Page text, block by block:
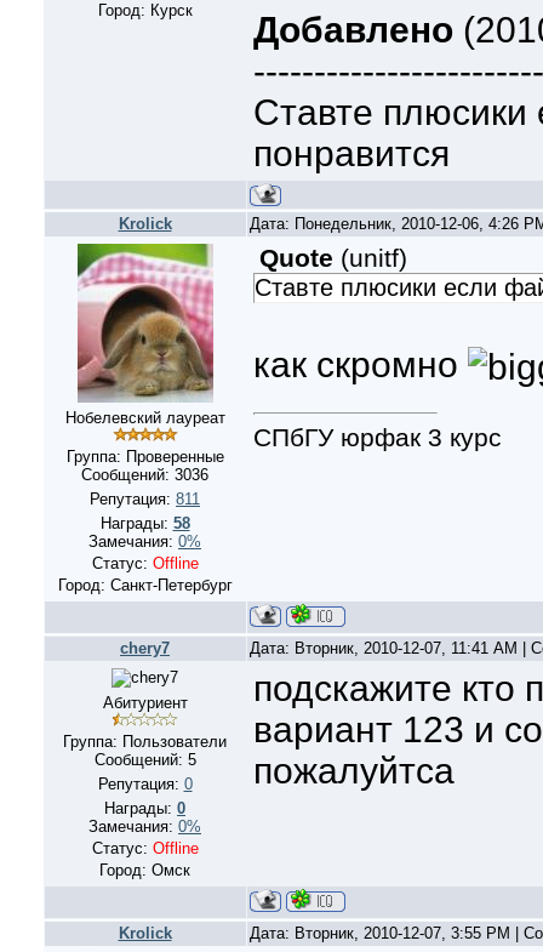
Город: Курск
Добавлено
Ставте
понравится
Krolick Дата: Понедельник, 2010-12-06, 4:26
Нобелевский лауреат
Группа: Проверенные
Сообщений: 3036
Репутация: 811
Награды: 58
Замечания: 0%
Статус: Offline
Город: Санкт-Петербург
Quote (unitf)
Ставте плюсики если
как скромно
СПбГУ юрфак 3 курс
chery7 Дата: Вторник, 2010-12-07, 11:41 AM |
Абитуриент
Группа: Пользователи
Сообщений: 5
Репутация: 0
Награды: 0
Замечания: 0%
Статус: Offline
Город: Омск
подскажите кто
вариант 123 и
пожалуйтса
Krolick Дата: Вторник, 2010-12-07, 3:55 PM |